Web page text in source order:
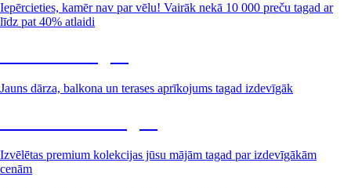
Iepērcieties, kamēr nav par vēlu! Vairāk nekā 10 000 preču tagad ar
līdz pat 40% atlaidi
Jauns dārza, balkona un terases aprīkojums tagad izdevīgāk
Izvēlētas premium kolekcijas jūsu mājām tagad par izdevīgākām
cenām